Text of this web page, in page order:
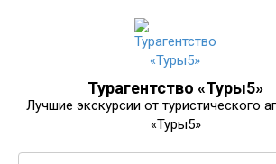
Турагентство «Туры5»
Лучшие экскурсии от туристического
«Туры5»